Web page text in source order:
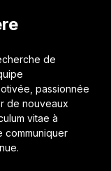
de
passionnée
de nouveaux
vitae à
communiquer